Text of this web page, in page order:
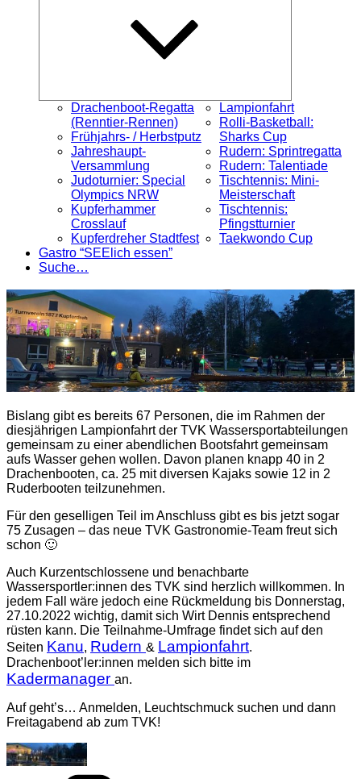
Drachenboot-Regatta
(Renntier-Rennen)
Frühjahrs- / Herbstputz
Jahreshaupt-
Versammlung
Judoturnier: Special
Olympics NRW
Kupferhammer
Crosslauf
Kupferdreher Stadtfest
Lampionfahrt
Rolli-Basketball:
Sharks Cup
Rudern: Sprintregatta
Rudern: Talentiade
Tischtennis: Mini-
Meisterschaft
Tischtennis:
Pfingstturnier
Taekwondo Cup
Gastro “SEElich essen”
Suche…
Bislang gibt es bereits 67 Personen, die im Rahmen der
diesjährigen Lampionfahrt der TVK Wassersportabteilungen
gemeinsam zu einer abendlichen Bootsfahrt gemeinsam
aufs Wasser gehen wollen. Davon planen knapp 40 in 2
Drachenbooten, ca. 25 mit diversen Kajaks sowie 12 in 2
Ruderbooten teilzunehmen.
Für den geselligen Teil im Anschluss gibt es bis jetzt sogar
75 Zusagen – das neue TVK Gastronomie-Team freut sich
schon 🙂
Auch Kurzentschlossene und benachbarte
Wassersportler:innen des TVK sind herzlich willkommen. In
jedem Fall wäre jedoch eine Rückmeldung bis Donnerstag,
27.10.2022 wichtig, damit sich Wirt Dennis entsprechend
rüsten kann. Die Teilnahme-Umfrage findet sich auf den
Seiten Kanu, Rudern & Lampionfahrt.
Drachenboot’ler:innen melden sich bitte im
Kadermanager an.
Auf geht’s… Anmelden, Leuchtschmuck suchen und dann
Freitagabend ab zum TVK!